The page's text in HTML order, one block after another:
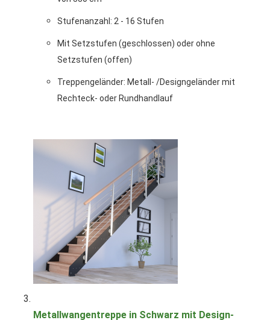
Stufenanzahl: 2 - 16 Stufen
Mit Setzstufen (geschlossen) oder ohne
Setzstufen (offen)
Treppengeländer: Metall- /Designgeländer mit
Rechteck- oder Rundhandlauf
Metallwangentreppe in Schwarz mit Design-